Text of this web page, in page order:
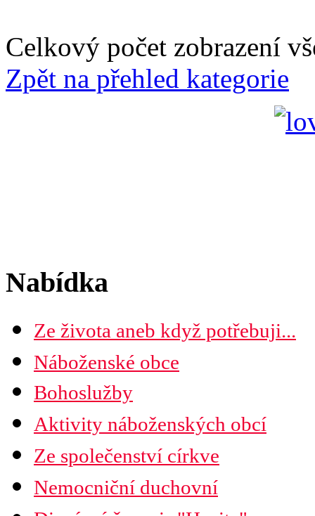
Celkový počet zobrazení
Zpět na přehled kategorie
Nabídka
Ze života aneb když potřebuji...
Náboženské obce
Mapa diecéze
Bohoslužby
Aktivity náboženských obcí
Ze společenství církve
Nemocniční duchovní